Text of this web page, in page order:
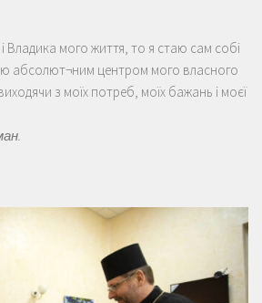
Владика мого життя, то я стаю сам собі
абсолют¬ним центром мого власного
з моїх потреб, моїх бажань і моєї